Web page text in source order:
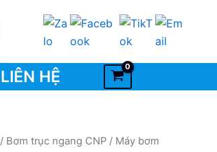
LIÊN HỆ
/ Bơm trục ngang CNP / Máy bơm